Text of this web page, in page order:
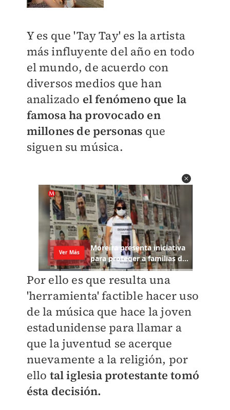
Y es que 'Tay Tay' es la artista
más influyente del año en todo
el mundo, de acuerdo con
diversos medios que han
analizado el fenómeno que la
famosa ha provocado en
millones de personas que
siguen su música.
Por ello es que resulta una
'herramienta' factible hacer uso
de la música que hace la joven
estadunidense para llamar a
que la juventud se acerque
nuevamente a la religión, por
ello tal iglesia protestante tomó
ésta decisión.